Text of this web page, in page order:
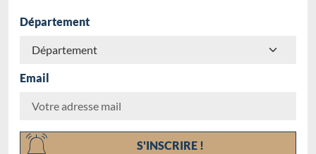
Département
Email
S'INSCRIRE !